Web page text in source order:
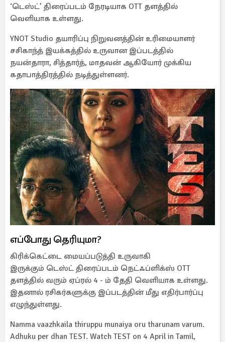
‘டெஸ்ட்’ திரைப்படம் நேரடியாக OTT தளத்தில்
வெளியாக உள்ளது.
YNOT Studio தயாரிப்பு நிறுவனத்தின் உரிமையாளர்
சசிகாந்த் இயக்கத்தில் உருவான இப்படத்தில்
நயன்தாரா, சித்தார்த், மாதவன் ஆகியோர் முக்கிய
கதாபாத்திரத்தில் நடித்துள்ளனர்.
எப்போது தெரியுமா?
கிரிக்கெட்டை மையப்படுத்தி உருவாகி
இருக்கும் டெஸ்ட் திரைப்படம் நெட்ஃப்ளிக்ஸ் OTT
தளத்தில் வரும் ஏப்ரல் 4 - ம் தேதி வெளியாக உள்ளது.
இதனால் ரசிகர்களுக்கு இப்படத்தின் மீது எதிர்பார்ப்பு
எழுந்துள்ளது.
Namma vaazhkaila thiruppu munaiya oru tharunam varum.
Adhuku per dhan TEST. Watch TEST on 4 April in Tamil,